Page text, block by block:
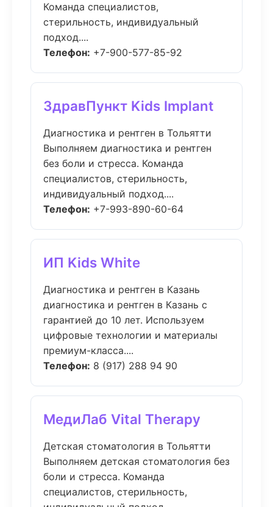
Команда специалистов,
стерильность, индивидуальный
подход....
Телефон: +7-900-577-85-92
ЗдравПункт Kids Implant
Диагностика и рентген в Тольятти
Выполняем диагностика и рентген
без боли и стресса. Команда
специалистов, стерильность,
индивидуальный подход....
Телефон: +7-993-890-60-64
ИП Kids White
Диагностика и рентген в Казань
диагностика и рентген в Казань с
гарантией до 10 лет. Используем
цифровые технологии и материалы
премиум-класса....
Телефон: 8 (917) 288 94 90
МедиЛаб Vital Therapy
Детская стоматология в Тольятти
Выполняем детская стоматология без
боли и стресса. Команда
специалистов, стерильность,